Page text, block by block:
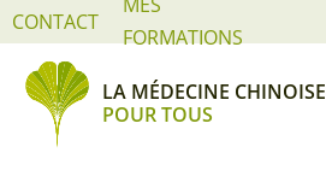
CONTACT
FORMATIONS
LA MÉDECINE CHINOISE
POUR TOUS
Cookies management panel